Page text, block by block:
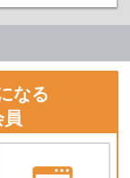
なる